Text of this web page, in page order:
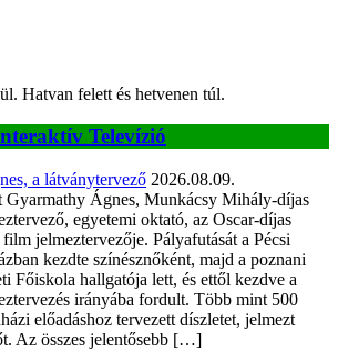
Hatvan felett és hetvenen túl.
Televízió
a látványtervező 2026.08.09.
Gyarmathy Ágnes, Munkácsy Mihály-díjas
egyetemi oktató, az Oscar-díjas
jelmeztervezője. Pályafutását a Pécsi
kezdte színésznőként, majd a poznani
Főiskola hallgatója lett, és ettől kezdve a
irányába fordult. Több mint 500
előadáshoz tervezett díszletet, jelmezt
Az összes jelentősebb […]